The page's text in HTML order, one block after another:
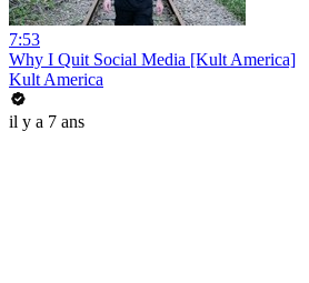
7:53
Why I Quit Social Media [Kult America]
Kult America
il y a 7 ans